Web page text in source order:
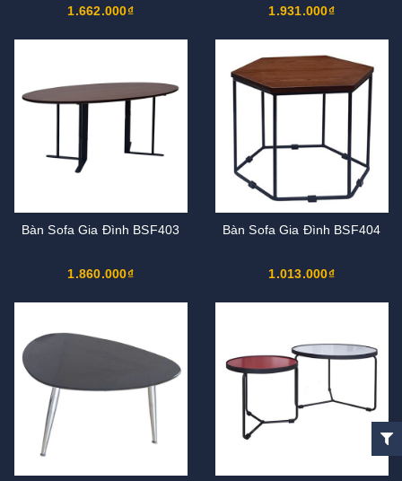
1.662.000₫ 1.931.000₫
Bàn Sofa Gia Đình BSF403
1.860.000₫
Bàn Sofa Gia Đình BSF404
1.013.000₫